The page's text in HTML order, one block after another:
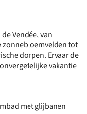
Vendée, van
zonnebloemvelden tot
dorpen. Ervaar de
vakantie
met glijbanen